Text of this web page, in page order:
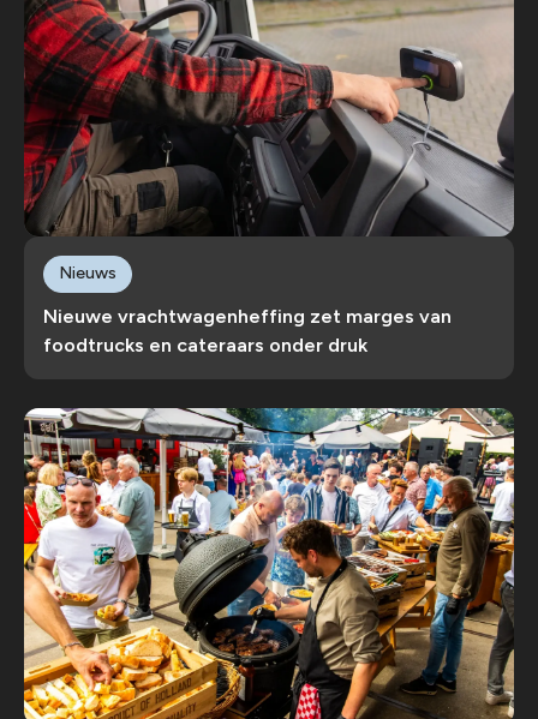
Nieuwe vrachtwagenheffing zet marges van
foodtrucks en cateraars onder druk
Nieuws